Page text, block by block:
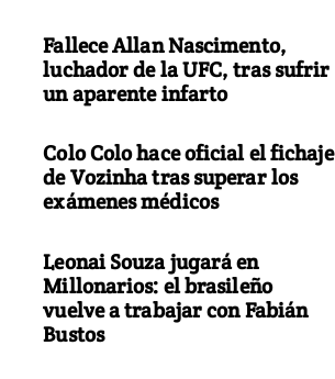
Fallece Allan Nascimento,
luchador de la UFC, tras sufrir
un aparente infarto
Colo Colo hace oficial el fichaje
de Vozinha tras superar los
exámenes médicos
Leonai Souza jugará en
Millonarios: el brasileño
vuelve a trabajar con Fabián
Bustos